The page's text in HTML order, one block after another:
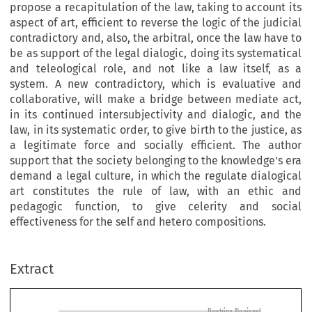
propose a recapitulation of the law, taking to account its
aspect of art, efficient to reverse the logic of the judicial
contradictory and, also, the arbitral, once the law have to
be as support of the legal dialogic, doing its systematical
and teleological role, and not like a law itself, as a
system. A new contradictory, which is evaluative and
collaborative, will make a bridge between mediate act,
in its continued intersubjectivity and dialogic, and the
law, in its systematic order, to give birth to the justice, as
a legitimate force and socially efficient. The author
support that the society belonging to the knowledge's era
demand a legal culture, in which the regulate dialogical
art consti­tutes the rule of law, with an ethic and
pedagogic function, to give celerity and social
effectiveness for the self and hetero compositions.
Extract